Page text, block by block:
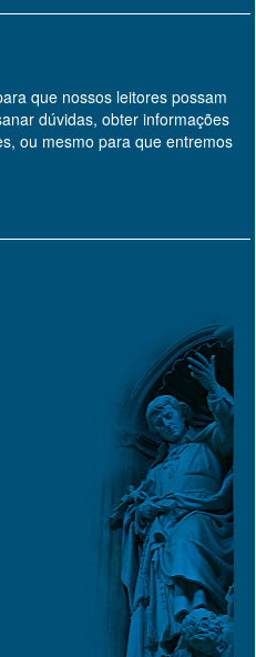
que nossos leitores possam
dúvidas, obter informações
ou mesmo para que entremos